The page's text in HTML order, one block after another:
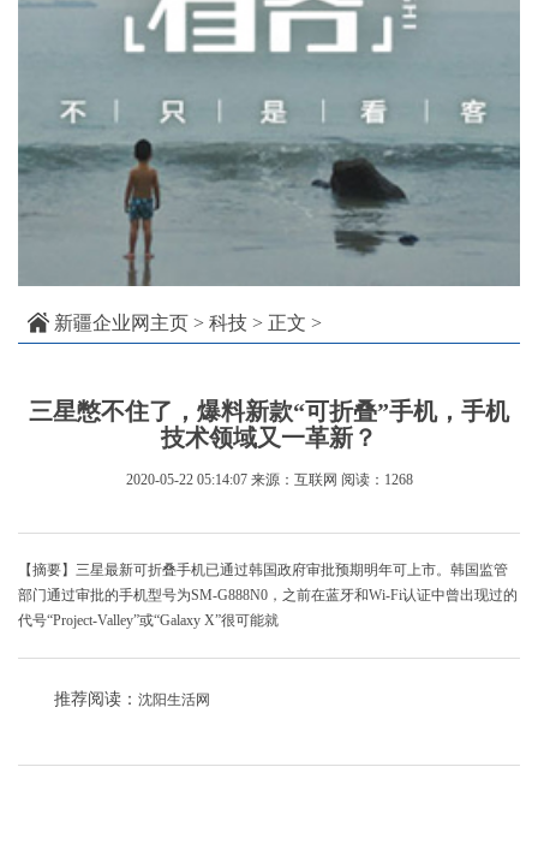
新疆企业网主页 > 科技 > 正文 >
三星憋不住了，爆料新款“可折叠”手机，手机
技术领域又一革新？
2020-05-22 05:14:07 来源：互联网 阅读：1268
【摘要】三星最新可折叠手机已通过韩国政府审批预期明年可上市。韩国监管
部门通过审批的手机型号为SM-G888N0，之前在蓝牙和Wi-Fi认证中曾出现过的
代号“Project-Valley”或“Galaxy X”很可能就
推荐阅读： 沈阳生活网